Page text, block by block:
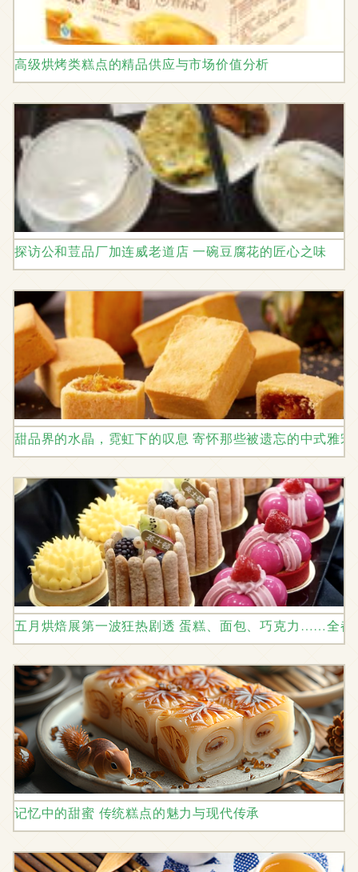
高级烘烤类糕点的精品供应与市场价值分析
探访公和荳品厂加连威老道店 一碗豆腐花的匠心之味
甜品界的水晶，霓虹下的叹息 寄怀那些被遗忘的中式雅宋
五月烘焙展第一波狂热剧透 蛋糕、面包、巧克力……全都
记忆中的甜蜜 传统糕点的魅力与现代传承